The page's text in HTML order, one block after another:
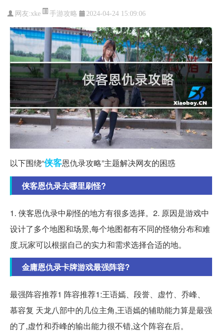
网友:xke 手游攻略 2024-04-24 15:09:06
以下围绕“侠客恩仇录攻略”主题解决网友的困惑
侠客恩仇录去哪里刷怪?
1. 侠客恩仇录中刷怪的地方有很多选择。2. 原因是游戏中
设计了多个地图和场景,每个地图都有不同的怪物分布和难
度,玩家可以根据自己的实力和需求选择合适的地。
金庸恩仇录卡牌游戏最强阵容?
最强阵容推荐1 阵容推荐1:王语嫣、段誉、虚竹、乔峰、
慕容复 天龙八部中的几位主角,王语嫣的辅助能力算是最强
的了,虚竹和乔峰的输出能力很不错,这个阵容在后。